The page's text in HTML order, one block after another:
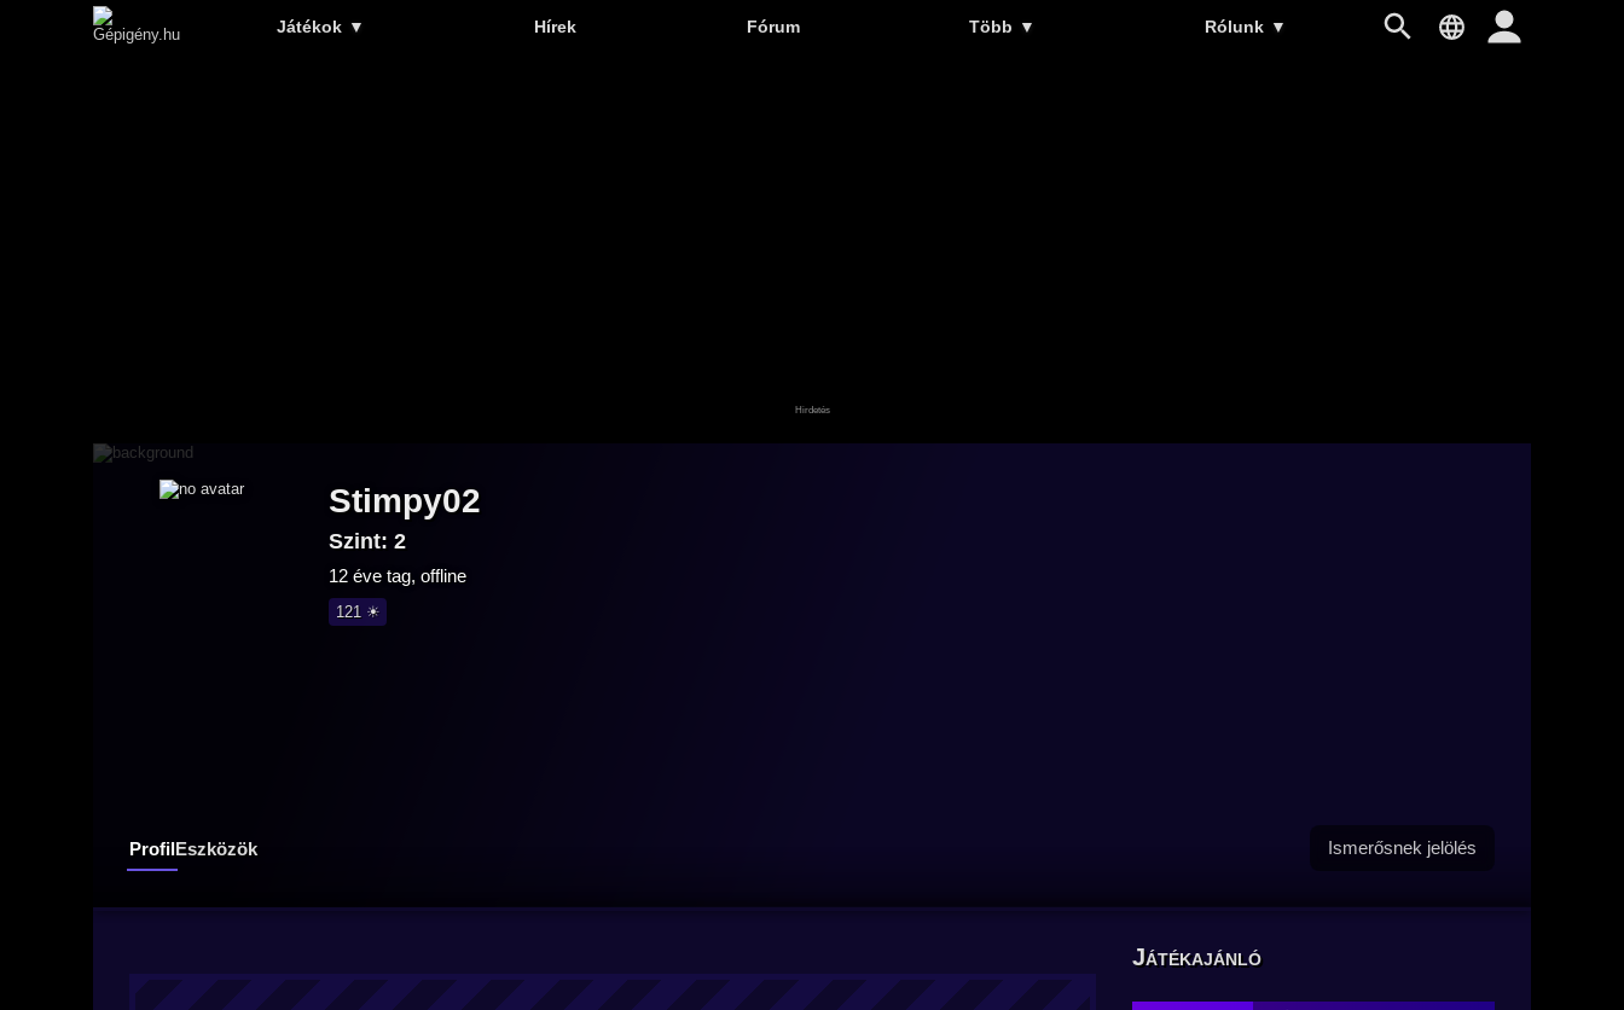
Játékok ▼ Hírek Fórum Több ▼ Rólunk ▼
Stimpy02
Szint: 2
12 éve tag, offline
121 ☀
ProfilEszközök Ismerősnek jelölés
Játékajánló